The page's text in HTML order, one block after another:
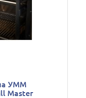
УММ
Master